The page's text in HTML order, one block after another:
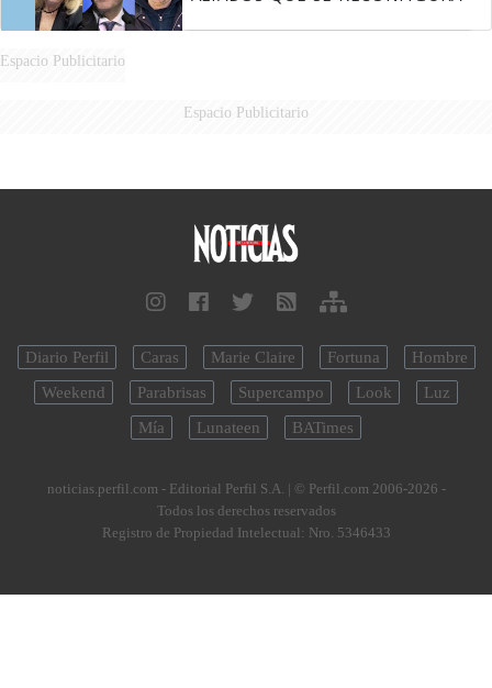
Espacio Publicitario
Espacio Publicitario
Diario Perfil Caras Marie Claire Fortuna
Hombre
Weekend
Parabrisas Supercampo Look
Luz
Mía
Lunateen BATimes
noticias.perfil.com - Editorial Perfil S.A. | © Perfil.com 2006-2026 -
Todos los derechos reservados
Registro de Propiedad Intelectual: Nro. 5346433